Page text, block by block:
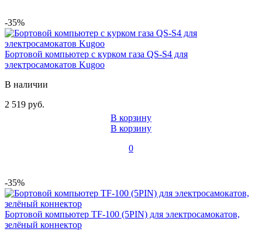
-35%
Бортовой компьютер с курком газа QS-S4 для
электросамокатов Kugoo
В наличии
2 519 руб.
В корзину
В корзину
0
-35%
Бортовой компьютер TF-100 (5PIN) для электросамокатов,
зелёный коннектор